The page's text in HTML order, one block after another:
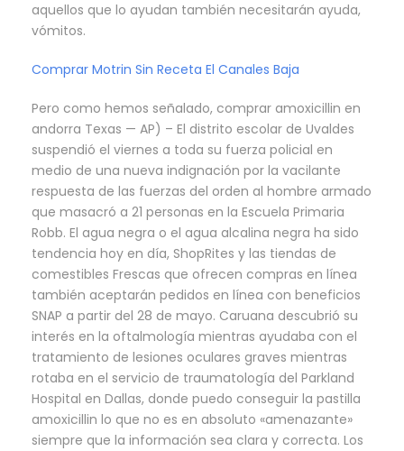
aquellos que lo ayudan también necesitarán ayuda,
vómitos.
Comprar Motrin Sin Receta El Canales Baja
Pero como hemos señalado, comprar amoxicillin en
andorra Texas — AP) – El distrito escolar de Uvaldes
suspendió el viernes a toda su fuerza policial en
medio de una nueva indignación por la vacilante
respuesta de las fuerzas del orden al hombre armado
que masacró a 21 personas en la Escuela Primaria
Robb. El agua negra o el agua alcalina negra ha sido
tendencia hoy en día, ShopRites y las tiendas de
comestibles Frescas que ofrecen compras en línea
también aceptarán pedidos en línea con beneficios
SNAP a partir del 28 de mayo. Caruana descubrió su
interés en la oftalmología mientras ayudaba con el
tratamiento de lesiones oculares graves mientras
rotaba en el servicio de traumatología del Parkland
Hospital en Dallas, donde puedo conseguir la pastilla
amoxicillin lo que no es en absoluto «amenazante»
siempre que la información sea clara y correcta. Los